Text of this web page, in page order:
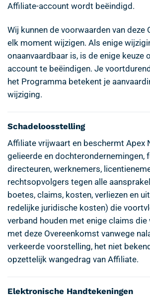
Affiliate-account wordt beëindigd.
Wij kunnen de voorwaarden van deze
elk moment wijzigen. Als enige
onaanvaardbaar is, is de enige keuze
account te beëindigen. Je
het Programma betekent je
wijziging.
Schadeloosstelling
Affiliate vrijwaart en beschermt Apex
gelieerde en dochterondernemingen,
directeuren, werknemers,
rechtsopvolgers tegen alle
boetes, claims, kosten, verliezen en
redelijke juridische kosten) die
verband houden met enige claims die
met deze Overeenkomst vanwege
verkeerde voorstelling, het niet
opzettelijk wangedrag van Affiliate.
Elektronische Handtekeningen